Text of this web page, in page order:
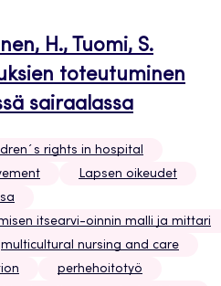
H., Tuomi, S.
toteutuminen
sairaalassa
rights in hospital
Lapsen oikeudet
itsearvi-oinnin malli ja mittari
multicultural nursing and care
perhehoitotyö